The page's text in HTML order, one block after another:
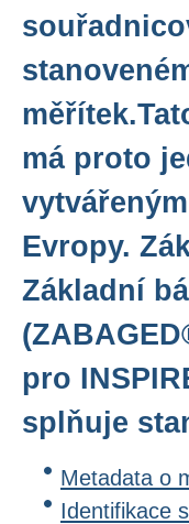
má proto
Evropy.
Základní
pro
splňuje
Metadata o
Identifikace